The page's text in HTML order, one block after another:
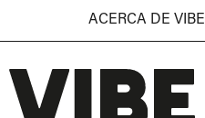
ACERCA DE VIBE